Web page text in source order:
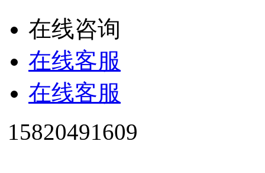
在线咨询
在线客服
在线客服
15820491609